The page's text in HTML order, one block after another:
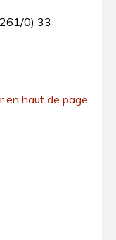
0) 33
en haut de page